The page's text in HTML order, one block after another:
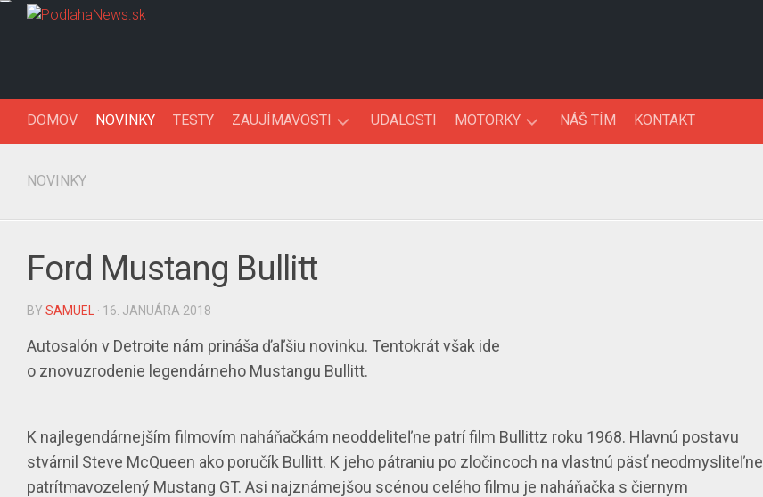
DOMOV NOVINKY TESTY ZAUJÍMAVOSTI UDALOSTI MOTORKY NÁŠ TÍM KONTAKT
NOVINKY
Ford Mustang Bullitt
BY SAMUEL · 16. JANUÁRA 2018
Autosalón v Detroite nám prináša ďaľšiu novinku. Tentokrát však ide
o znovuzrodenie legendárneho Mustangu Bullitt.
K najlegendárnejším filmovím naháňačkám neoddeliteľne patrífilm Bullittz roku 1968. Hlavnú postavu
stvárnil Steve McQueen ako poručík Bullitt. K jeho pátraniu po zločincoch na vlastnú päsť neodmysliteľne
patrítmavozelený Mustang GT. Asi najznámejšou scénou celého filmu je naháňačka s čiernym